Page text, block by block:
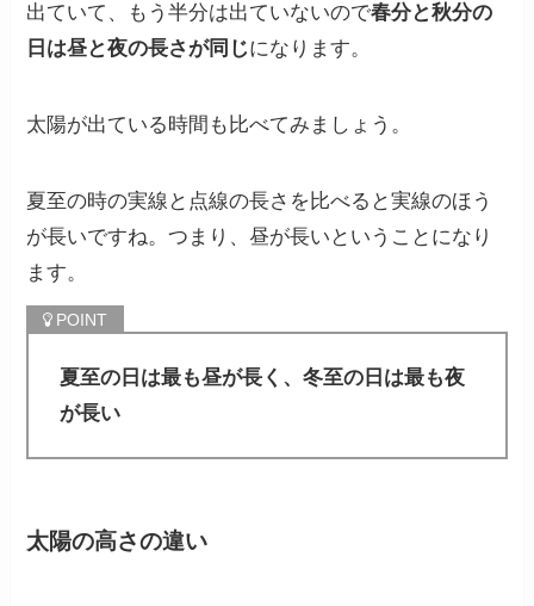
出ていて、もう半分は出ていないので春分と秋分の
日は昼と夜の長さが同じになります。
太陽が出ている時間も比べてみましょう。
夏至の時の実線と点線の長さを比べると実線のほう
が長いですね。つまり、 昼が長い ということになり
ます。
夏至の日は最も昼が長く、冬至の日は最も夜
が長い
太陽の高さの違い